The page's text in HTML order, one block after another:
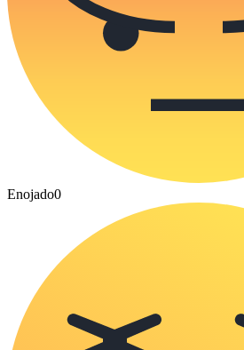
Enojado0